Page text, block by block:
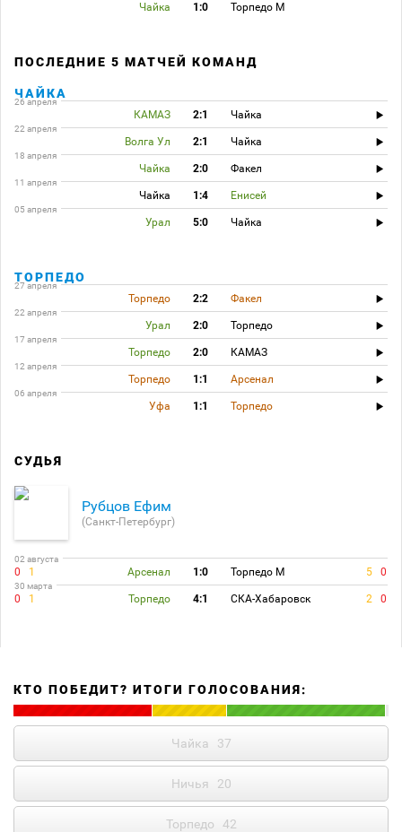
Чайка 1:0 Торпедо М
ПОСЛЕДНИЕ 5 МАТЧЕЙ КОМАНД
ЧАЙКА
26 апреля
КАМАЗ 2:1 Чайка
22 апреля
Волга Ул 2:1 Чайка
18 апреля
Чайка 2:0 Факел
11 апреля
Чайка 1:4 Енисей
05 апреля
Урал 5:0 Чайка
ТОРПЕДО
27 апреля
Торпедо 2:2 Факел
22 апреля
Урал 2:0 Торпедо
17 апреля
Торпедо 2:0 КАМАЗ
12 апреля
Торпедо 1:1 Арсенал
06 апреля
Уфа 1:1 Торпедо
СУДЬЯ
Рубцов Ефим
(Санкт-Петербург)
02 августа
0 1 Арсенал 1:0 Торпедо М 5 0
30 марта
0 1 Торпедо 4:1 СКА-Хабаровск 2 0
КТО ПОБЕДИТ? ИТОГИ ГОЛОСОВАНИЯ:
Чайка 37
Ничья 20
Торпедо 42